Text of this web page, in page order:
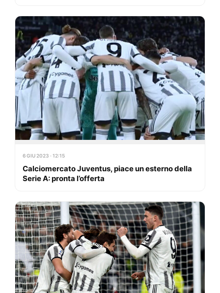
6 GIU 2023 · 12:15
Calciomercato Juventus, piace un esterno della
Serie A: pronta l’offerta